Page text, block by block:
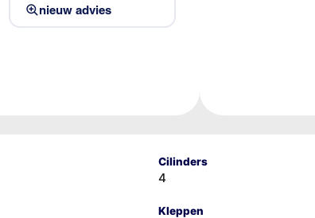
nieuw advies
Cilinders
4
Kleppen